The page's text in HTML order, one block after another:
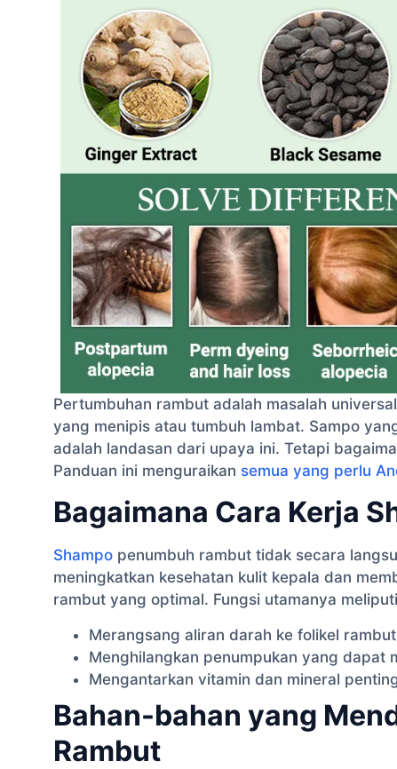
Pertumbuhan rambut adalah masalah
yang menipis atau tumbuh lambat. Sampo
adalah landasan dari upaya ini. Tetapi
Panduan ini menguraikan semua yang perlu
Bagaimana Cara Kerja
Shampo penumbuh rambut tidak secara
meningkatkan kesehatan kulit kepala dan
rambut yang optimal. Fungsi utamanya
Merangsang aliran darah ke folikel
Menghilangkan penumpukan yang dapat
Mengantarkan vitamin dan mineral
Bahan-bahan yang
Rambut